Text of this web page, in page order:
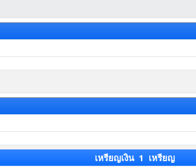
เหรียญเงิน 1 เหรียญ